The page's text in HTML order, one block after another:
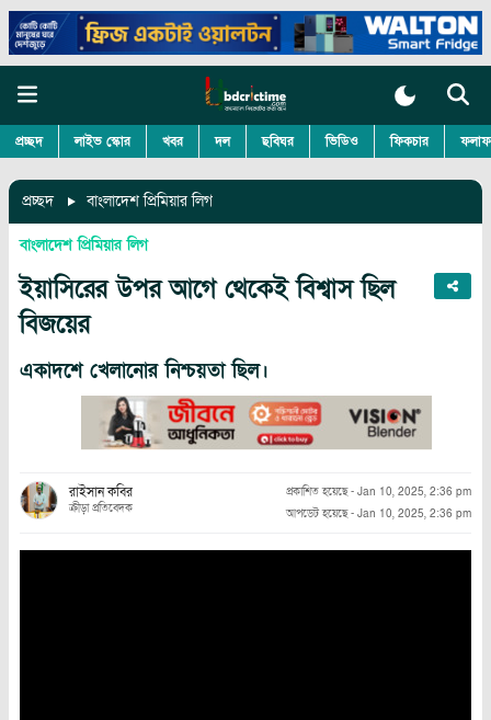
প্রচ্ছদ লাইভ স্কোর খবর দল ছবিঘর ভিডিও ফিকচার
প্রচ্ছদ বাংলাদেশ প্রিমিয়ার লিগ
বাংলাদেশ প্রিমিয়ার লিগ
ইয়াসিরের উপর আগে থেকেই বিশ্বাস ছিল
বিজয়ের
একাদশে খেলানোর নিশ্চয়তা ছিল।
রাইসান কবির
ক্রীড়া প্রতিবেদক
প্রকাশিত হয়েছে- Jan 10, 2025, 2:36 pm
আপডেট হয়েছে- Jan 10, 2025, 2:36 pm